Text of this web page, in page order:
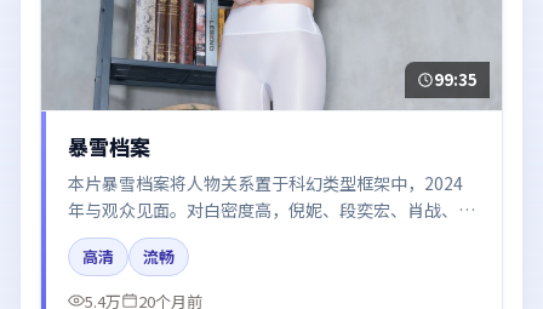
99:35
暴雪档案
本片暴雪档案将人物关系置于科幻类型框架中，2024
年与观众见面。对白密度高，倪妮、段奕宏、肖战、赵
丽颖的台词节奏值得关注；整体气质偏中国香港都市与
冷色调摄影。
高清
流畅
5.4万
20个月前